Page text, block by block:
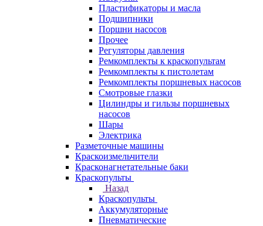
Пластификаторы и масла
Подшипники
Поршни насосов
Прочее
Регуляторы давления
Ремкомплекты к краскопультам
Ремкомплекты к пистолетам
Ремкомплекты поршневых насосов
Смотровые глазки
Цилиндры и гильзы поршневых
насосов
Шары
Электрика
Разметочные машины
Краскоизмельчители
Красконагнетательные баки
Краскопульты
Назад
Краскопульты
Аккумуляторные
Пневматические